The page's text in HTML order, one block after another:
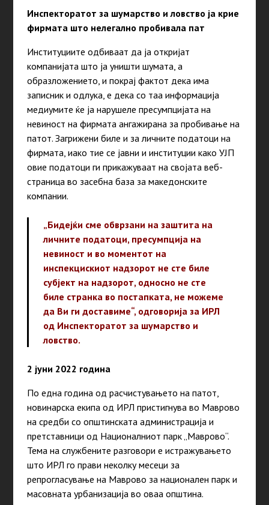
Инспекторатот за шумарство и ловство ја крие
фирмата што нелегално пробивала пат
Институциите одбиваат да ја откријат
компанијата што ја уништи шумата, а
образложението, и покрај фактот дека има
записник и одлука, е дека со таа информација
медиумите ќе ја нарушеле пресумпцијата на
невиност на фирмата ангажирана за пробивање на
патот. Загрижени биле и за личните податоци на
фирмата, иако тие се јавни и институции како УЈП
овие податоци ги прикажуваат на својата веб-
страница во засебна база за македонските
компании.
„Бидејќи сме обврзани на заштита на
личните податоци, пресумпција на
невиност и во моментот на
инспекцискиот надзорот не сте биле
субјект на надзорот, односно не сте
биле странка во постапката, не можеме
да Ви ги доставиме“, одговорија за ИРЛ
од Инспекторатот за шумарство и
ловство.
2 јуни 2022 година
По една година од расчистувањето на патот,
новинарска екипа од ИРЛ пристигнува во Маврово
на средби со општинската администрација и
претставници од Националниот парк „Маврово“.
Тема на службените разговори е истражувањето
што ИРЛ го прави неколку месеци за
репрогласување на Маврово за национален парк и
масовната урбанизација во оваа општина.